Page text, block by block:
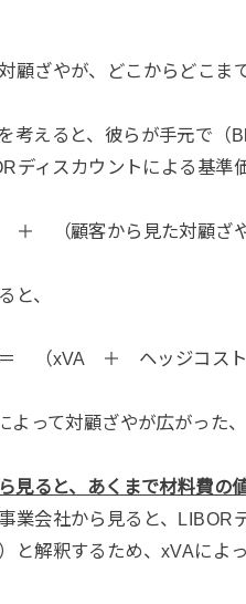
顧ざやが、どこからどこま
考えると、彼らが手元で（
ディスカウントによる基準
（顧客から見た対顧ざや
と、
＝ （xVA ＋ ヘッジコス
よって対顧ざやが広がった、
見ると、あくまで材料費の
業会社から見ると、LIBOR
と解釈するため、xVAによ